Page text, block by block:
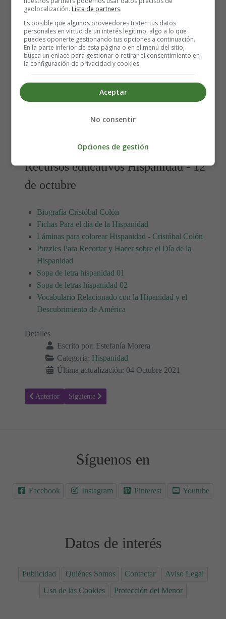
Sopa de Letras para el 12 de
Octubre, Día de La
Hispanidad - Día de la Raza
Buscar las siguientes palabras:
Recursos educativos Hispanidad - 12
de octubre
Biografía Cristóbal Colón
Fichas Para el día de la Hispanidad
Láminas para colorear Hispanidad - Cristóbal Colón
Puzzles Para Recortar y Hacer sobre el Día de la
Hispanidad
Sopa de letra hispanidad 01
Sopa de letras hispanidad 02
Vocabulario Relacionado con la Hipanidad y el
Descubrimiento de América
Detalles
Escrito por: Estefanía Morera
Categoría: Hispanidad
Última actualización: 04 Octubre 2021
Artículo anterior: Vocabulario hispanidad y descubrimiento de
Anterior Artículo siguiente: Sopa de letra hispanidad 01
Siguiente
Síguenos en
Facebook Instagram Pinterest Youtube
Datos de interés
Publicidad Quiénes Somos Contactar
Aviso Legal
Uso de las Cookies
Protección del Menor
geolocalización. Lista de partners.
Es posible que algunos proveedores traten tus datos
personales en virtud de un interés legítimo, algo a lo que
puedes oponerte gestionando tus opciones a continuación.
En la parte inferior de esta página o en el menú del sitio,
busca un enlace para gestionar o retirar el consentimiento en
la configuración de privacidad y cookies.
Aceptar
No consentir
Opciones de gestión